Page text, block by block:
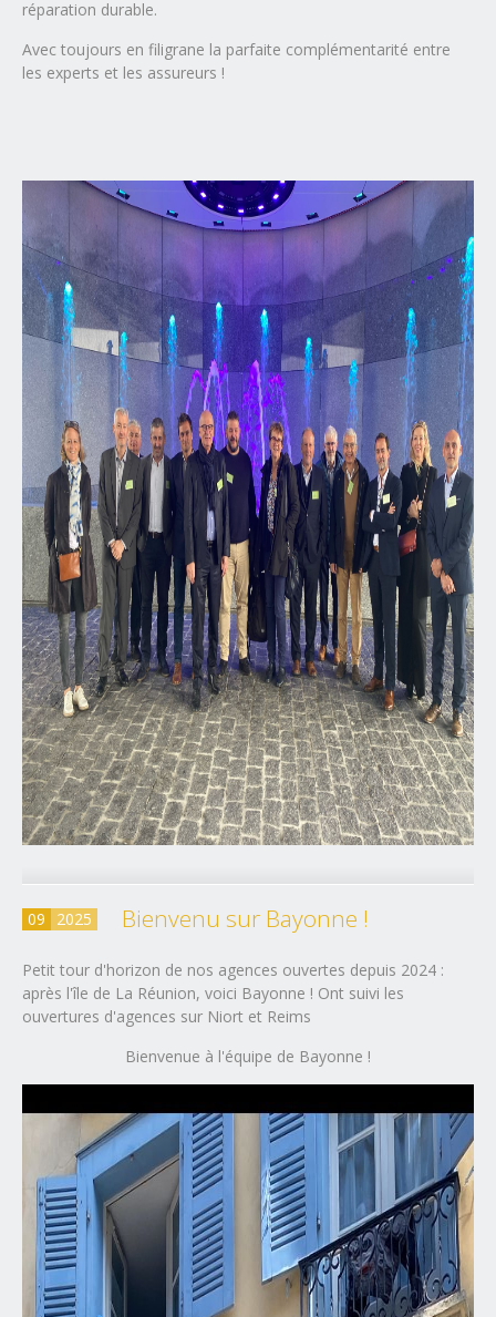
réparation durable.
Avec toujours en filigrane la parfaite complémentarité entre
les experts et les assureurs !
09 2025 Bienvenu sur Bayonne !
Petit tour d'horizon de nos agences ouvertes depuis 2024 :
après l'île de La Réunion, voici Bayonne ! Ont suivi les
ouvertures d'agences sur Niort et Reims
Bienvenue à l'équipe de Bayonne !